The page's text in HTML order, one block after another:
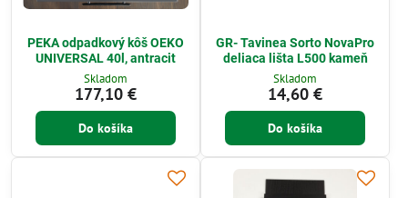
PEKA odpadkový kôš OEKO
UNIVERSAL 40l, antracit
Skladom
177,10 €
Do košíka
GR- Tavinea Sorto NovaPro
deliaca lišta L500 kameň
Skladom
14,60 €
Do košíka